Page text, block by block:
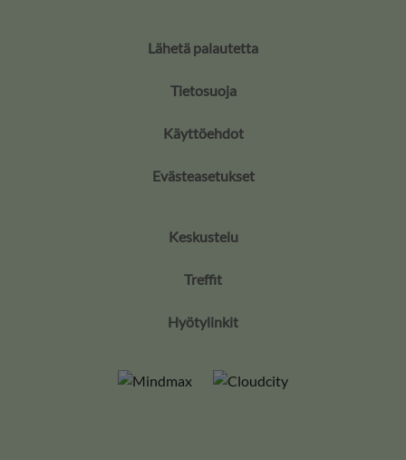
Lähetä palautetta
Tietosuoja
Käyttöehdot
Evästeasetukset
Keskustelu
Treffit
Hyötylinkit